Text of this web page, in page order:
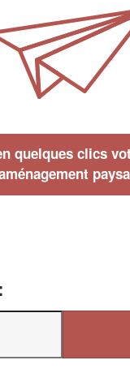
quelques clics